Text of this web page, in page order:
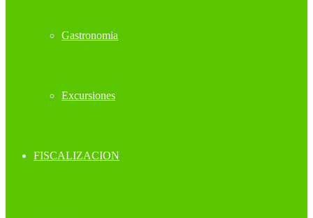
Gastronomia
Excursiones
FISCALIZACION